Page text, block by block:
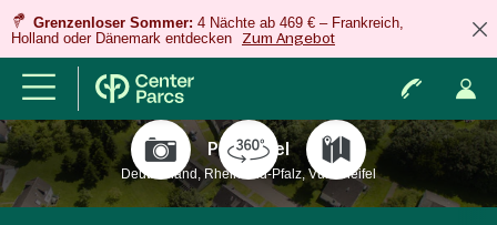
Grenzenloser Sommer: 4 Nächte ab 469 € – Frankreich,
Holland oder Dänemark entdecken
Zum Angebot
Park Eifel
Deutschland, Rheinland-Pfalz, Vulkaneifel